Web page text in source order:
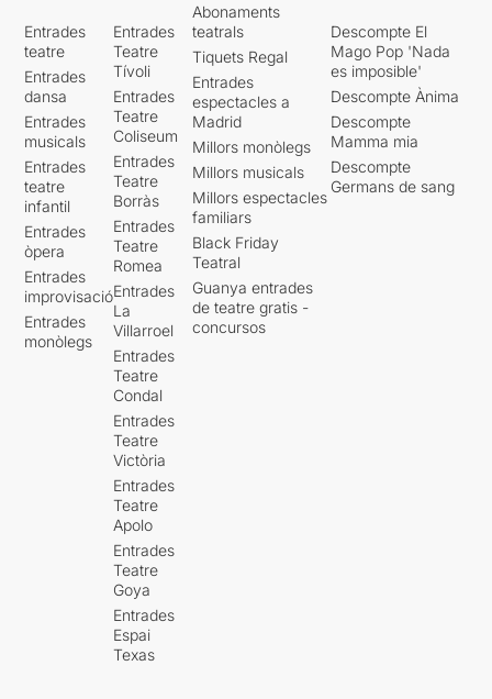
Entrades
teatre
Entrades
dansa
Entrades
musicals
Entrades
teatre
infantil
Entrades
òpera
Entrades
improvisació
Entrades
monòlegs
Entrades
Teatre
Tívoli
Entrades
Teatre
Coliseum
Entrades
Teatre
Borràs
Entrades
Teatre
Romea
Entrades
La
Villarroel
Entrades
Teatre
Condal
Entrades
Teatre
Victòria
Entrades
Teatre
Apolo
Entrades
Teatre
Goya
Entrades
Espai
Texas
Abonaments
teatrals
Tiquets Regal
Entrades
espectacles a
Madrid
Millors monòlegs
Millors musicals
Millors espectacles
familiars
Black Friday
Teatral
Guanya entrades
de teatre gratis -
concursos
Descompte El
Mago Pop 'Nada
es imposible'
Descompte Ànima
Descompte
Mamma mia
Descompte
Germans de sang